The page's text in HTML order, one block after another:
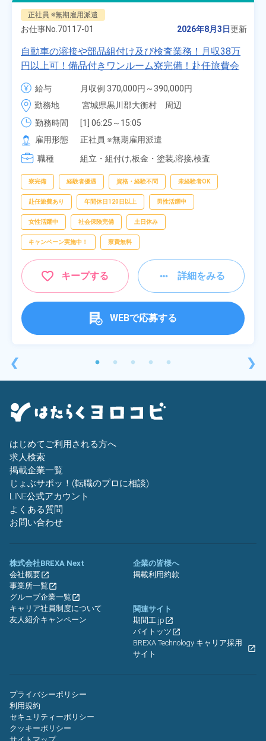
❮
正社員 ※無期雇用派遣
お仕事No. 70117-01 2026年8月3日更新
自動車の溶接や部品組付け及び検査業務！月収38万
円以上可！備品付きワンルーム寮完備！赴任旅費会
社負担★人気の土日休み！昇給＆業績賞与あり！
車・バイク通勤可！無料駐車場あり！カップルでの
応募OK★《宮城県大衡村》
給与
月収例 370,000円～390,000円
時給 1,700円～1,700円
勤務地
宮城県黒川郡大衡村　周辺
勤務時間
[1] 06:25～15:05
[2] 16:00～00:40
[3] 16:30～01:10
[4] 08:00～16:40
雇用形態
正社員 ※無期雇用派遣
職種
組立・組付け,板金・塗装,溶接,検査
寮完備 経験者優遇 資格・経験不問 未経験者OK
赴任旅費あり 年間休日120日以上 男性活躍中
女性活躍中 社会保険完備 土日休み
キャンペーン実施中！ 寮費無料
キープする 詳細をみる
WEBで応募する
❯
はじめてご利用される方へ
求人検索
掲載企業一覧
じょぶサポッ！(転職のプロに相談)
LINE公式アカウント
よくある質問
お問い合わせ
株式会社BREXA Next
会社概要
事業所一覧
グループ企業一覧
キャリア社員制度について
友人紹介キャンペーン
企業の皆様へ
掲載利用約款
関連サイト
期間工.jp
バイトッツ
BREXA Technology キャリア採用
サイト
プライバシーポリシー
利用規約
セキュリティーポリシー
クッキーポリシー